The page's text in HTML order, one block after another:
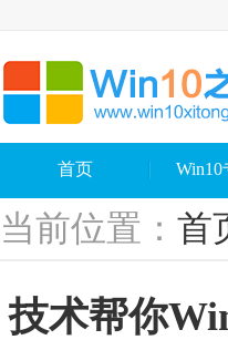
首页 Win10
当前位置： 首
技术帮你